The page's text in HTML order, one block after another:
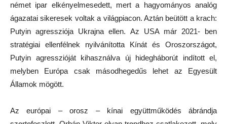
német ipar elkényelmesedett, mert a hagyományos analóg
ágazatai sikeresek voltak a világpiacon. Aztán beütött a krach:
Putyin agressziója Ukrajna ellen. Az USA már 2021- ben
stratégiai ellenfélnek nyilvánította Kínát és Oroszországot,
Putyin agresszióját kihasználva új hidegháborút indított el,
melyben Európa csak másodhegedűs lehet az Egyesült
Államok mögött.
Az európai – orosz – kínai együttműködés ábrándja